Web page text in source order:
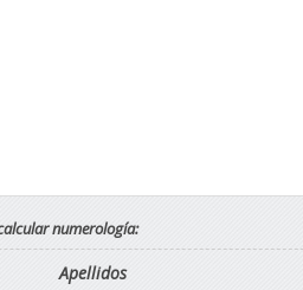
numerología:
Apellidos